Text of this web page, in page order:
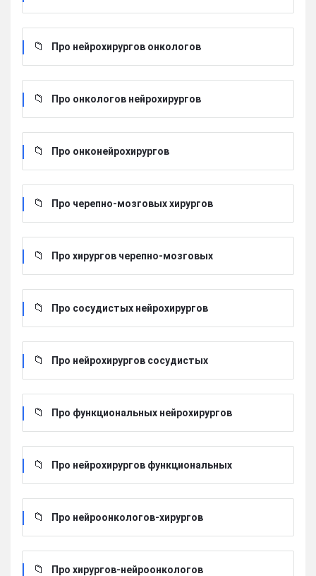
Про нейрохирургов онкологов
Про онкологов нейрохирургов
Про онконейрохирургов
Про черепно-мозговых хирургов
Про хирургов черепно-мозговых
Про сосудистых нейрохирургов
Про нейрохирургов сосудистых
Про функциональных нейрохирургов
Про нейрохирургов функциональных
Про нейроонкологов-хирургов
Про хирургов-нейроонкологов